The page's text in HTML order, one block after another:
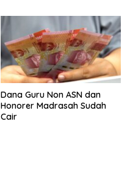
Dana Guru Non ASN dan
Honorer Madrasah Sudah
Cair